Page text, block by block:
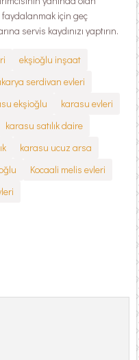
için geç
servis kaydınızı yaptırın.
ekşioğlu inşaat
serdivan evleri
ekşioğlu
karasu evleri
karasu satılık daire
karasu ucuz arsa
Kocaali melis evleri